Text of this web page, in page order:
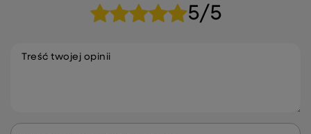
5/5
Treść twojej opinii